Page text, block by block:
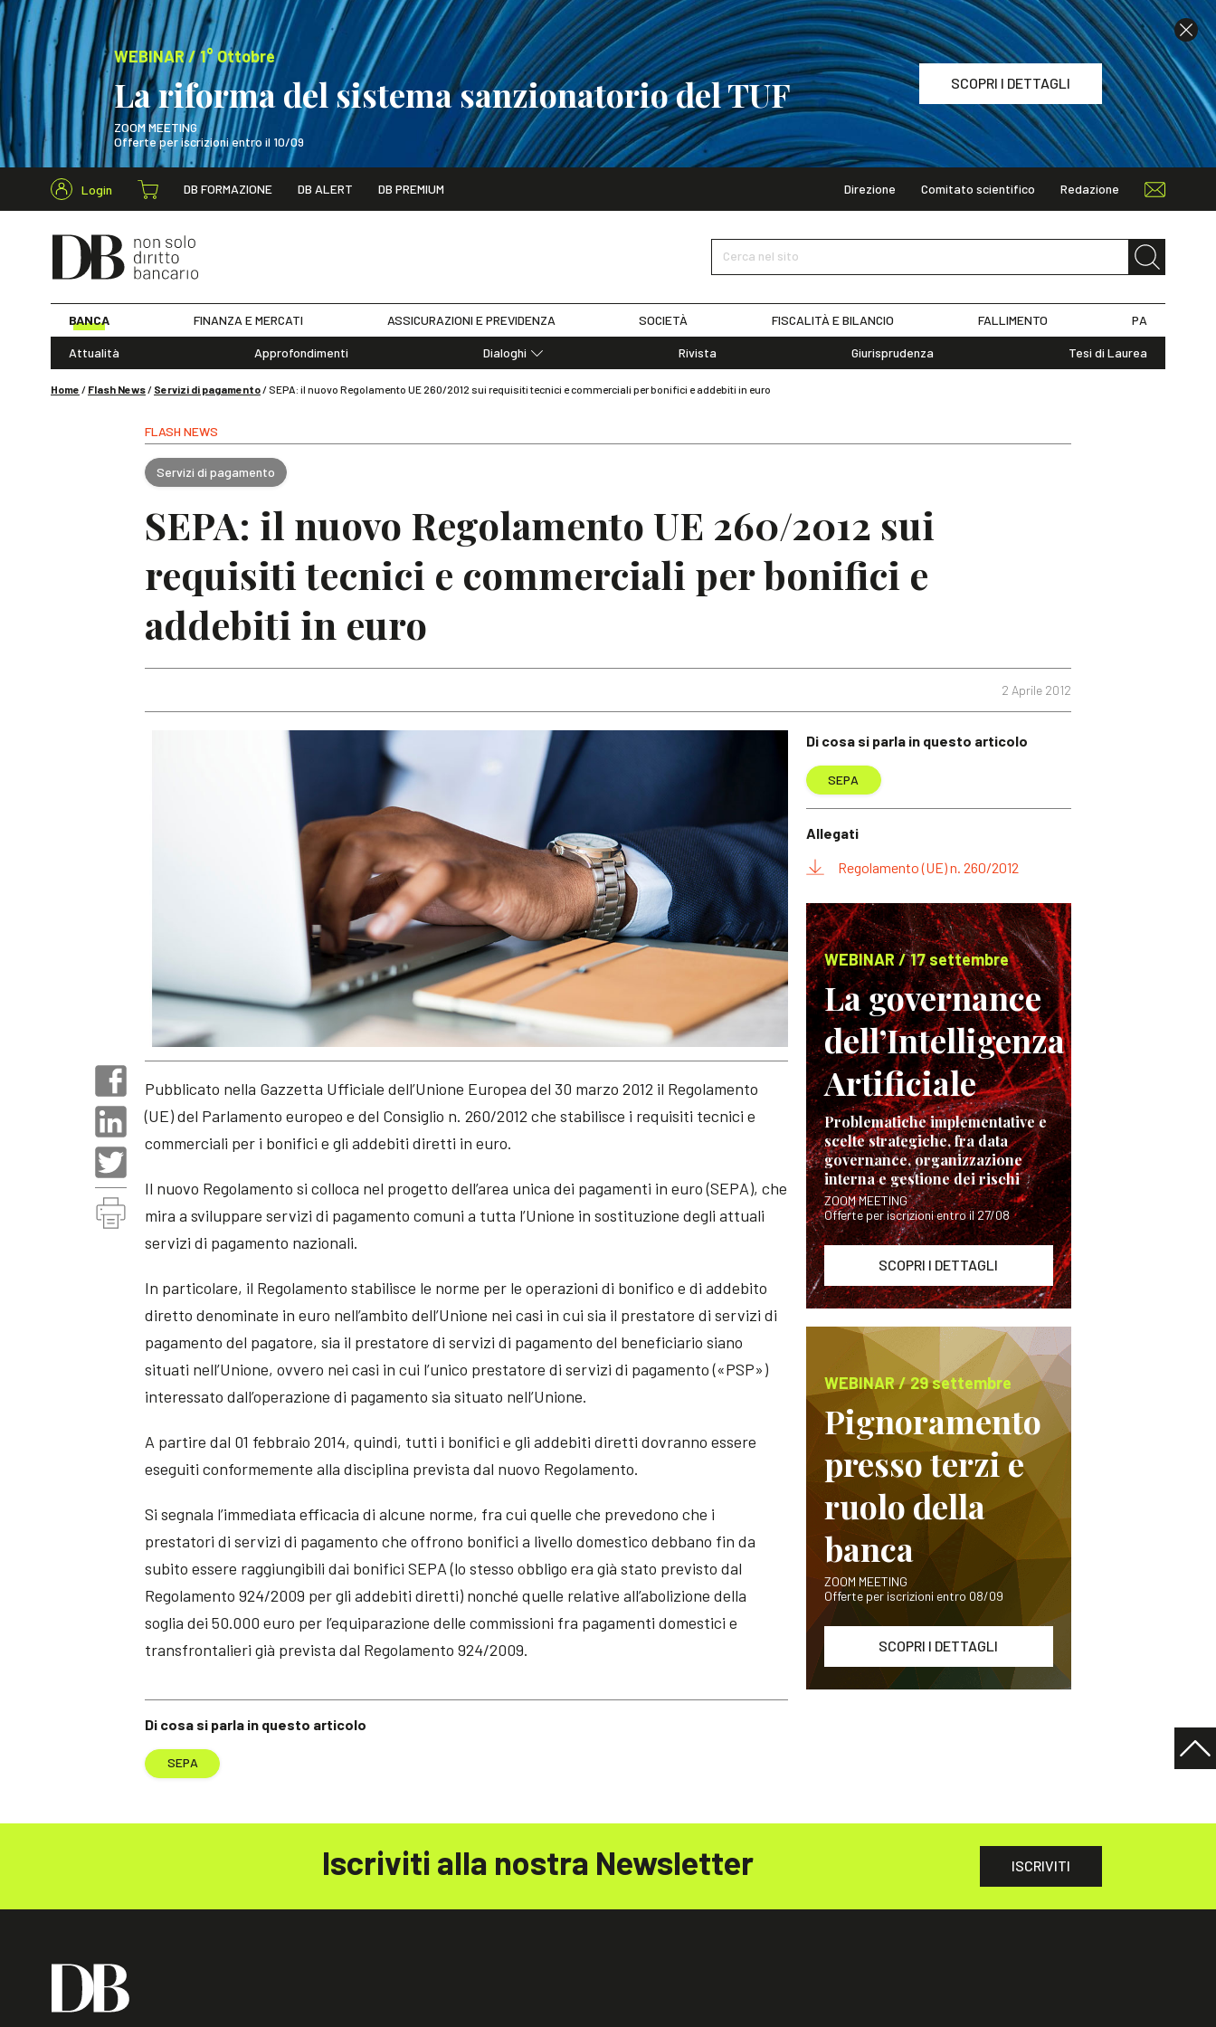
WEBINAR / 1° Ottobre
La riforma del sistema sanzionatorio del TUF
ZOOM MEETING
Offerte per iscrizioni entro il 10/09
SCOPRI I DETTAGLI
WEBINAR / 1° Ottobre
Login DB FORMAZIONE DB ALERT DB PREMIUM Direzione Comitato scientifico Redazione
Cerca nel sito
BANCA FINANZA E MERCATI ASSICURAZIONI E PREVIDENZA SOCIETÀ FISCALITÀ E BILANCIO FALLIMENTO PA
Attualità Approfondimenti
Dialoghi
Rivista Giurisprudenza Tesi di Laurea
Home / Flash News/ Servizi di pagamento/ SEPA: il nuovo Regolamento UE 260/2012 sui requisiti tecnici e commerciali per bonifici e addebiti in euro
FLASH NEWS
Servizi di pagamento
SEPA: il nuovo Regolamento UE 260/2012 sui
requisiti tecnici e commerciali per bonifici e
addebiti in euro
2 Aprile 2012
Di cosa si parla in questo articolo
SEPA
Pubblicato nella Gazzetta Ufficiale dell’Unione Europea del 30 marzo 2012 il Regolamento
(UE) del Parlamento europeo e del Consiglio n. 260/2012 che stabilisce i requisiti tecnici e
commerciali per i bonifici e gli addebiti diretti in euro.
Il nuovo Regolamento si colloca nel progetto dell’area unica dei pagamenti in euro (SEPA), che
mira a sviluppare servizi di pagamento comuni a tutta l’Unione in sostituzione degli attuali
servizi di pagamento nazionali.
In particolare, il Regolamento stabilisce le norme per le operazioni di bonifico e di addebito
diretto denominate in euro nell’ambito dell’Unione nei casi in cui sia il prestatore di servizi di
pagamento del pagatore, sia il prestatore di servizi di pagamento del beneficiario siano
situati nell’Unione, ovvero nei casi in cui l’unico prestatore di servizi di pagamento («PSP»)
interessato dall’operazione di pagamento sia situato nell’Unione.
A partire dal 01 febbraio 2014, quindi, tutti i bonifici e gli addebiti diretti dovranno essere
eseguiti conformemente alla disciplina prevista dal nuovo Regolamento.
Si segnala l’immediata efficacia di alcune norme, fra cui quelle che prevedono che i
prestatori di servizi di pagamento che offrono bonifici a livello domestico debbano fin da
subito essere raggiungibili dai bonifici SEPA (lo stesso obbligo era già stato previsto dal
Regolamento 924/2009 per gli addebiti diretti) nonché quelle relative all’abolizione della
soglia dei 50.000 euro per l’equiparazione delle commissioni fra pagamenti domestici e
transfrontalieri già prevista dal Regolamento 924/2009.
Di cosa si parla in questo articolo
SEPA
Allegati
Regolamento (UE) n. 260/2012
WEBINAR / 17 settembre
La governance
dell’Intelligenza
Artificiale
Problematiche implementative e
scelte strategiche, fra data
governance, organizzazione
interna e gestione dei rischi
ZOOM MEETING
Offerte per iscrizioni entro il 27/08
SCOPRI I DETTAGLI
WEBINAR / 29 settembre
Pignoramento
presso terzi e
ruolo della
banca
ZOOM MEETING
Offerte per iscrizioni entro 08/09
SCOPRI I DETTAGLI
Iscriviti alla nostra Newsletter ISCRIVITI